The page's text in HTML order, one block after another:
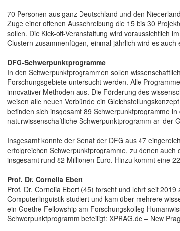
70 Personen aus ganz Deutschland und den
Zuge einer offenen Ausschreibung die 15 bis 30
sollen. Die Kick-off-Veranstaltung wird voraussichtlich
Clustern zusammenfügen, einmal jährlich wird es
DFG-Schwerpunktprogramme
In den Schwerpunktprogrammen sollen
Forschungsgebiete untersucht werden. Alle
innovativer Methoden aus. Die Förderung des
weisen alle neuen Verbünde ein
befinden sich insgesamt 89 Schwerpunktprogramme
naturwissenschaftliche Schwerpunktprogramm an der
Insgesamt konnte der Senat der DFG aus 47
erfolgreichen Schwerpunktprogramme, zu denen
insgesamt rund 82 Millionen Euro. Hinzu kommt eine
Prof. Dr. Cornelia Ebert
Prof. Dr. Cornelia Ebert (45) forscht und lehrt seit
Computerlinguistik studiert und kam über mehrere
ein Goethe-Fellowship am Forschungskolleg
Schwerpunktprogramm beteiligt: XPRAG.de – New